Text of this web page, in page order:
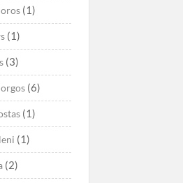
(1)
(1)
(3)
(6)
(1)
(1)
(2)